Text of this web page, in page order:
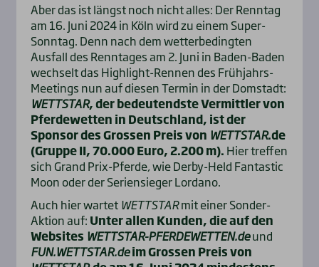
Aber das ist längst noch nicht alles: Der Renntag
am 16. Juni 2024 in Köln wird zu einem Super-
Sonntag. Denn nach dem wetterbedingten
Ausfall des Renntages am 2. Juni in Baden-Baden
wechselt das Highlight-Rennen des Frühjahrs-
Meetings nun auf diesen Termin in der Domstadt:
WETTSTAR, der bedeutendste Vermittler von
Pferdewetten in Deutschland, ist der
Sponsor des Grossen Preis von WETTSTAR.de
(Gruppe II, 70.000 Euro, 2.200 m). Hier treffen
sich Grand Prix-Pferde, wie Derby-Held Fantastic
Moon oder der Seriensieger Lordano.
Auch hier wartet WETTSTARmit einer Sonder-
Aktion auf: Unter allen Kunden, die auf den
Websites WETTSTAR-PFERDEWETTEN.deund
FUN.WETTSTAR.deim Grossen Preis von